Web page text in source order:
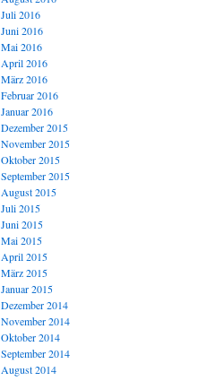
Juli 2016
Juni 2016
Mai 2016
April 2016
März 2016
Februar 2016
Januar 2016
Dezember 2015
November 2015
Oktober 2015
September 2015
August 2015
Juli 2015
Juni 2015
Mai 2015
April 2015
März 2015
Januar 2015
Dezember 2014
November 2014
Oktober 2014
September 2014
August 2014